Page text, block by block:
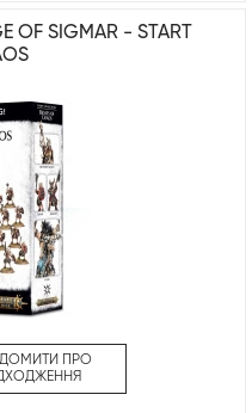
OF SIGMAR - START
ПРО